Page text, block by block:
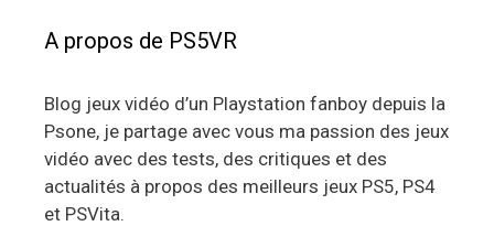
A propos de PS5VR
Blog jeux vidéo d’un Playstation fanboy depuis la
Psone, je partage avec vous ma passion des jeux
vidéo avec des tests, des critiques et des
actualités à propos des meilleurs jeux PS5, PS4
et PSVita.